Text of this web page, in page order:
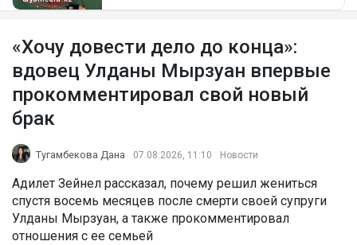
«Хочу довести дело до конца»:
вдовец Улданы Мырзуан впервые
прокомментировал свой новый
брак
Тугамбекова Дана 07.08.2026, 11:10 Новости
Адилет Зейнел рассказал, почему решил жениться
спустя восемь месяцев после смерти своей супруги
Улданы Мырзуан, а также прокомментировал
отношения с ее семьей